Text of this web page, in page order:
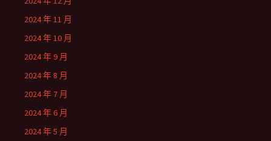
2024 年 11 月
2024 年 10 月
2024 年 9 月
2024 年 8 月
2024 年 7 月
2024 年 6 月
2024 年 5 月